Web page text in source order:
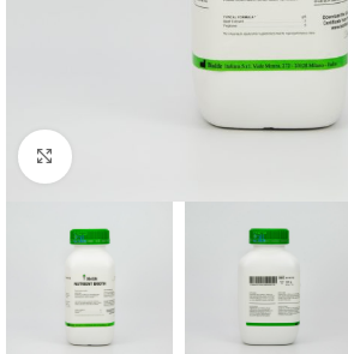
Click to enlarge